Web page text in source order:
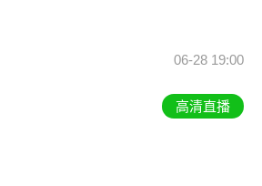
06-28 19:00
高清直播